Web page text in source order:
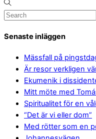
Senaste inläggen
Mässfall på
Är resor verkligen
Ekumenik i
Mitt möte med
Spiritualitet för en
“Det är vi eller dom”
Med rötter som en